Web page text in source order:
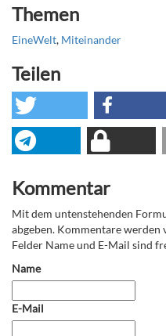
Themen
EineWelt, Miteinander
Teilen
Kommentar
Mit dem untenstehenden
abgeben. Kommentare
Felder Name und E-Mail sind
Name
E-Mail